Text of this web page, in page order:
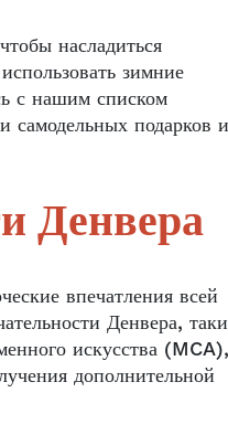
насладиться
зимние
с нашим списком
самодельных подарков и
Денвера
впечатления всей
Денвера,
искусства (MCA),
дополнительной